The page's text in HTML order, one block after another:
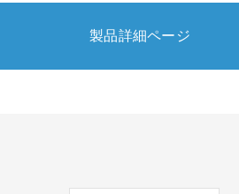
製品詳細ページ